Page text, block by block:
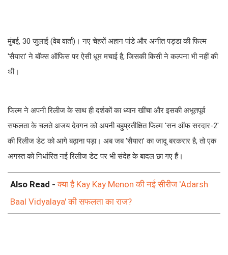
मुंबई, 30 जुलाई (वेब वार्ता)। नए चेहरों अहान पांडे और अनीत पड्डा की फिल्म
'सैयारा' ने बॉक्स ऑफिस पर ऐसी धूम मचाई है, जिसकी किसी ने कल्पना भी नहीं की
थी।
फिल्म ने अपनी रिलीज के साथ ही दर्शकों का ध्यान खींचा और इसकी अभूतपूर्व
सफलता के चलते अजय देवगन को अपनी बहुप्रतीक्षित फिल्म 'सन ऑफ सरदार-2'
की रिलीज डेट को आगे बढ़ाना पड़ा। अब जब 'सैयारा' का जादू बरकरार है, तो एक
अगस्त को निर्धारित नई रिलीज डेट पर भी संदेह के बादल छा गए हैं।
Also Read -क्या है Kay Kay Menon की नई सीरीज 'Adarsh
Baal Vidyalaya' की सफलता का राज?